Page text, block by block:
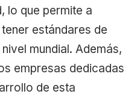
lo que permite a
estándares de
mundial. Además,
empresas dedicadas
de esta